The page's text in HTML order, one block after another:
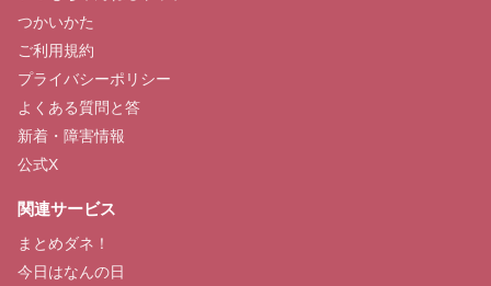
つかいかた
ご利用規約
プライバシーポリシー
よくある質問と答
新着・障害情報
公式X
関連サービス
まとめダネ！
今日はなんの日